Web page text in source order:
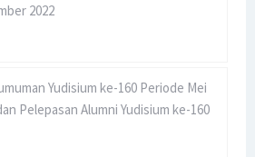
Merdeka (PMM) Outbound
2024/2025
CPNS TA 2024 Jurusan Manajemen
2022
Yudisium ke-160 Periode Mei
Pelepasan Alumni Yudisium ke-160